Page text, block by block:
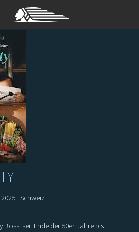
2025 Schweiz
Bossi seit Ende der 50er Jahre bis